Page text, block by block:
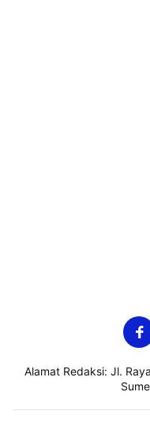
Alamat Redaksi: Jl.